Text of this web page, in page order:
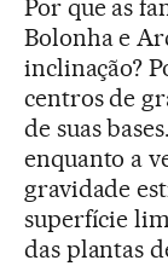
Por que as
Bolonha e
inclinação?
centros de
de suas
enquanto a
gravidade
superfície
das plantas